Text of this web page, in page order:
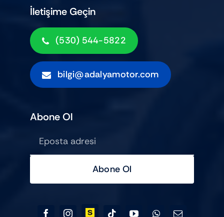
İletişime Geçin
(530) 544-5822
bilgi@adalyamotor.com
Abone Ol
Abone Ol